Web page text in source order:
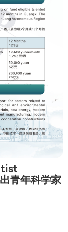
青年科学家